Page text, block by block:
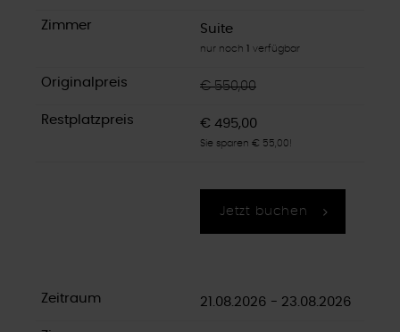
Suite
nur noch 1 verfügbar
€ 550,00
€ 495,00
Sie sparen € 55,00!
Jetzt buchen
21.08.2026 - 23.08.2026